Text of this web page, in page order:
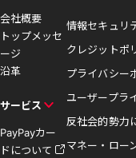
会社概要
トップメッセ
ージ
沿革
サービス
PayPayカー
ドについて
情報セキュリ
クレジットポ
プライバシー
ユーザープラ
反社会的勢力
マネー・ロー